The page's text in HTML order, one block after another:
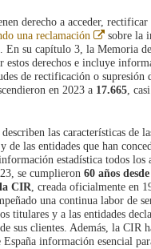
derecho a acceder, rectificar
una reclamación
Abre
en
ventana
nueva
sobre la
En su capítulo 3, la Memoria
estos derechos e incluye
de rectificación o supresión
en 2023 a 17.665,
las características de
de las entidades que han
estadística todos los
se cumplieron 60 años
CIR, creada oficialmente en
una continua labor de
titulares y a las entidades
sus clientes. Además, la CIR
información esencial